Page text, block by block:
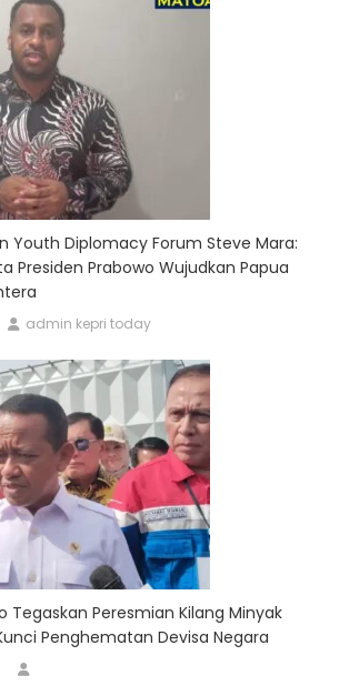
Youth Diplomacy Forum Steve Mara:
Presiden Prabowo Wujudkan Papua
admin kepri today
Tegaskan Peresmian Kilang Minyak
Penghematan Devisa Negara